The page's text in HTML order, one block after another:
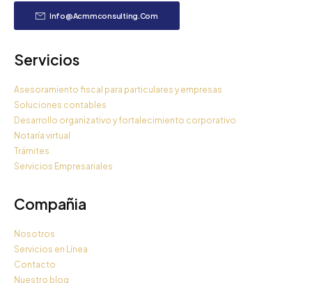
Info@acmmconsulting.com
Servicios
Asesoramiento fiscal para particulares y empresas
Soluciones contables
Desarrollo organizativo y fortalecimiento corporativo
Notaría virtual
Trámites
Servicios Empresariales
Compañia
Nosotros
Servicios en Línea
Contacto
Nuestro blog